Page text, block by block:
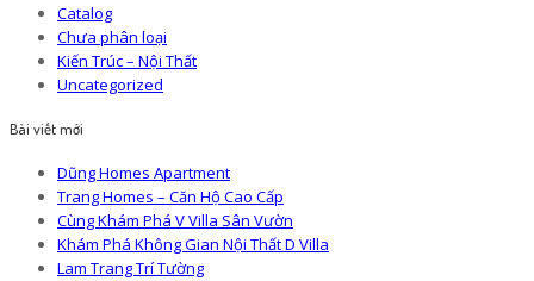
Catalog
Chưa phân loại
Kiến Trúc – Nội Thất
Uncategorized
Bài viết mới
Dũng Homes Apartment
Trang Homes – Căn Hộ Cao Cấp
Cùng Khám Phá V Villa Sân Vườn
Khám Phá Không Gian Nội Thất D Villa
Lam Trang Trí Tường